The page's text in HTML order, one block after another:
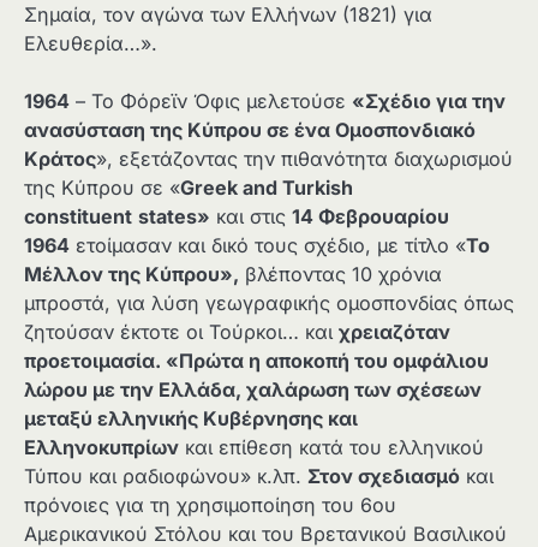
Σημαία, τον αγώνα των Ελλήνων (1821) για
Ελευθερία…».
1964 – Το Φόρεϊν Όφις μελετούσε «Σχέδιο για την
ανασύσταση της Κύπρου σε ένα Ομοσπονδιακό
Κράτος», εξετάζοντας την πιθανότητα διαχωρισμού
της Κύπρου σε «Greek and Turkish
constituent states» και στις 14 Φεβρουαρίου
1964 ετοίμασαν και δικό τους σχέδιο, με τίτλο «Το
Μέλλον της Κύπρου», βλέποντας 10 χρόνια
μπροστά, για λύση γεωγραφικής ομοσπονδίας όπως
ζητούσαν έκτοτε οι Τούρκοι… και χρειαζόταν
προετοιμασία. «Πρώτα η αποκοπή του ομφάλιου
λώρου με την Ελλάδα, χαλάρωση των σχέσεων
μεταξύ ελληνικής Κυβέρνησης και
Ελληνοκυπρίων και επίθεση κατά του ελληνικού
Τύπου και ραδιοφώνου» κ.λπ. Στον σχεδιασμό και
πρόνοιες για τη χρησιμοποίηση του 6ου
Αμερικανικού Στόλου και του Βρετανικού Βασιλικού